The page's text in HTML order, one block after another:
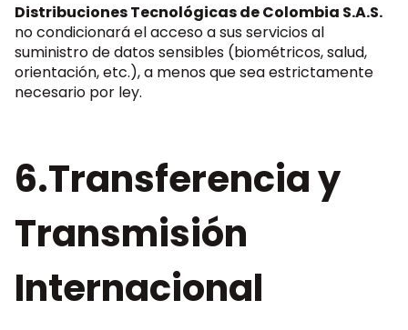
Distribuciones Tecnológicas de Colombia S.A.S.
no condicionará el acceso a sus servicios al
suministro de datos sensibles (biométricos, salud,
orientación, etc.), a menos que sea estrictamente
necesario por ley.
6.Transferencia y
Transmisión
Internacional